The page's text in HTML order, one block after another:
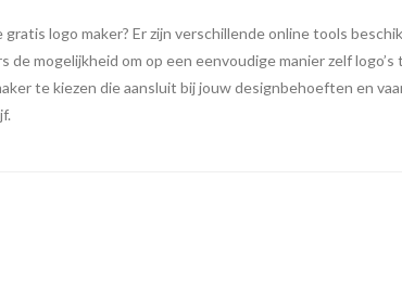
logo maker? Er zijn verschillende online tools
de mogelijkheid om op een eenvoudige manier zelf
te kiezen die aansluit bij jouw designbehoeften en